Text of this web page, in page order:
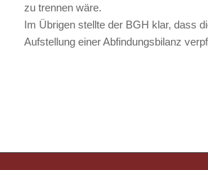
zu trennen wäre.
Im Übrigen stellte der BGH klar, dass
Aufstellung einer Abfindungsbilanz